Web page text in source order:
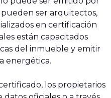
pueden ser arquitectos,
en certificación
están capacitados
del inmueble y emitir
energética.
los propietarios